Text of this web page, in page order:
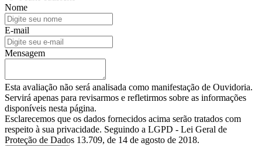
Nome
E-mail
Mensagem
Esta avaliação não será analisada como manifestação de Ouvidoria.
Servirá apenas para revisarmos e refletirmos sobre as informações
disponíveis nesta página.
Esclarecemos que os dados fornecidos acima serão tratados com
respeito à sua privacidade. Seguindo a LGPD - Lei Geral de
Proteção de Dados 13.709, de 14 de agosto de 2018.